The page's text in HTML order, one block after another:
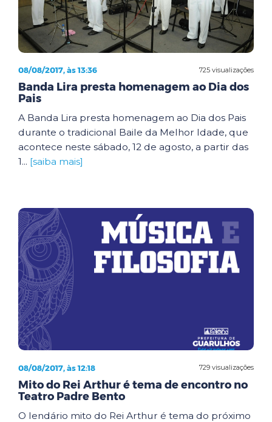
725 visualizações
08/08/2017, às 13:36
Banda Lira presta homenagem ao Dia dos
Pais
A Banda Lira presta homenagem ao Dia dos Pais
durante o tradicional Baile da Melhor Idade, que
acontece neste sábado, 12 de agosto, a partir das
1... [saiba mais]
729 visualizações
08/08/2017, às 12:18
Mito do Rei Arthur é tema de encontro no
Teatro Padre Bento
O lendário mito do Rei Arthur é tema do próximo